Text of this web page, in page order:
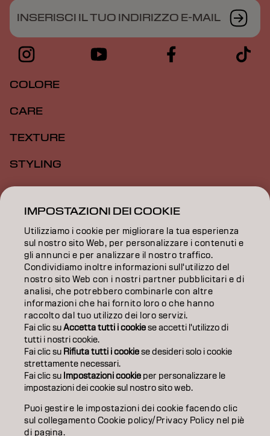
INSERISCI IL TUO INDIRIZZO E-MAIL
COLORE
CARE
TEXTURE
STYLING
ISPIRAZIONE
FORMAZIONE
INFORMAZIONI
SALON FINDER
DIVENTA PARTNER
CONTATTACI
ImprontaPrivacy PolicyCookie Policy
Accessibilità
IT | Italian
IMPOSTAZIONI DEI COOKIE
Utilizziamo i cookie per migliorare la tua esperienza
sul nostro sito Web, per personalizzare i contenuti e
gli annunci e per analizzare il nostro traffico.
Condividiamo inoltre informazioni sull'utilizzo del
nostro sito Web con i nostri partner pubblicitari e di
analisi, che potrebbero combinarle con altre
informazioni che hai fornito loro o che hanno
raccolto dal tuo utilizzo dei loro servizi.
Fai clic suAccetta tutti i cookiese accetti l'utilizzo di
tutti i nostri cookie.
Fai clic su Rifiuta tutti i cookiese desideri solo i cookie
strettamente necessari.
Fai clic su Impostazioni cookie per personalizzare le
impostazioni dei cookie sul nostro sito web.
Puoi gestire le impostazioni dei cookie facendo clic
sul collegamento Cookie policy/Privacy Policy nel piè
di pagina.